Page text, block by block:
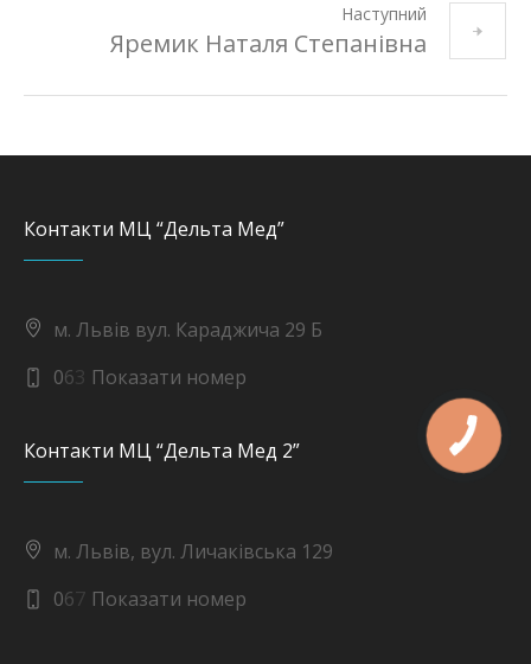
Наступний
Яремик Наталя Степанівна
Контакти МЦ “Дельта Мед”
м. Львів вул. Караджича 29 Б
063 Показати номер
Контакти МЦ “Дельта Мед 2”
м. Львів, вул. Личаківська 129
067 Показати номер